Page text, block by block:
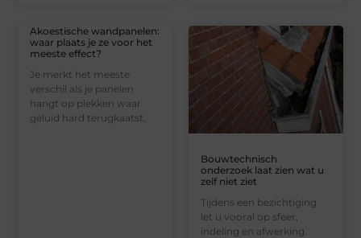
Akoestische wandpanelen:
waar plaats je ze voor het
meeste effect?
Je merkt het meeste
verschil als je panelen
hangt op plekken waar
geluid hard terugkaatst,
Bouwtechnisch
onderzoek laat zien wat u
zelf niet ziet
Tijdens een bezichtiging
let u vooral op sfeer,
indeling en afwerking.